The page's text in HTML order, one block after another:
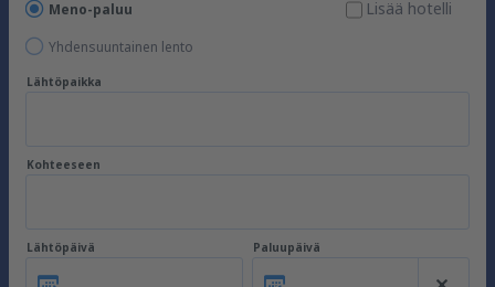
Meno-paluu
Yhdensuuntainen lento
Lisää hotelli
Lähtöpaikka
Kohteeseen
Lähtöpäivä Paluupäivä